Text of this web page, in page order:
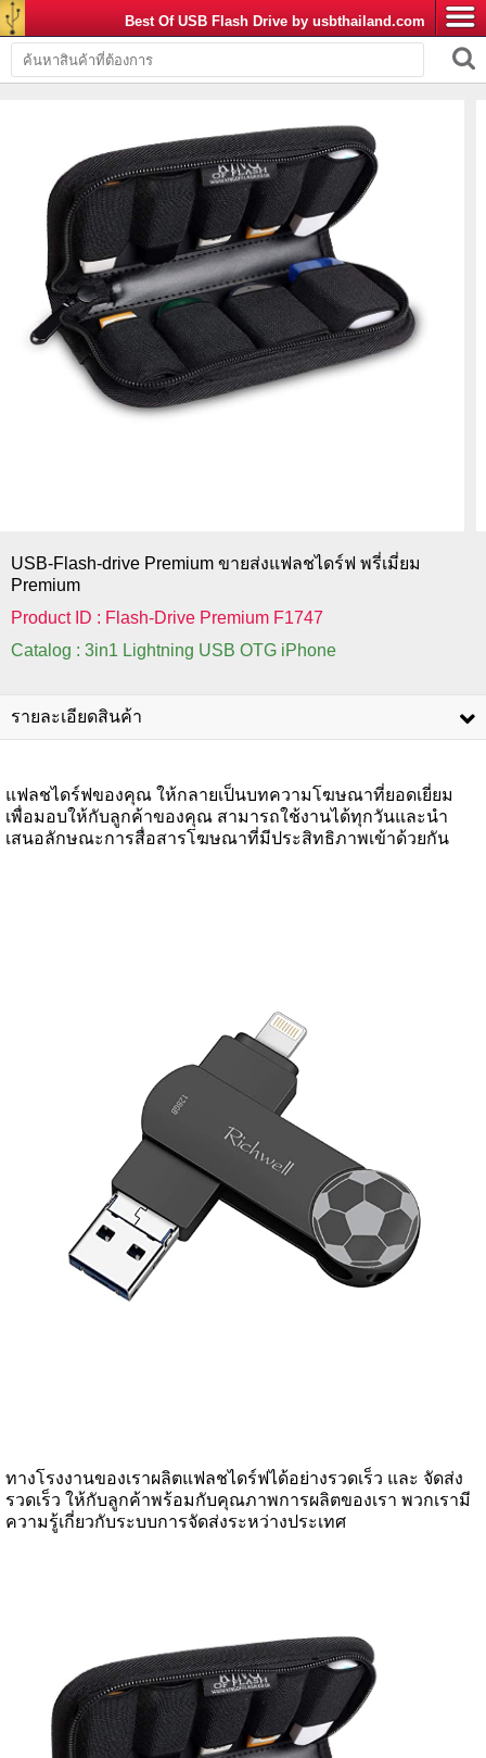
Best Of USB Flash Drive by usbthailand.com
USB-Flash-drive Premium ขายส่งแฟลชไดร์ฟ พรี่เมี่ยม
Premium
Product ID : Flash-Drive Premium F1747
Catalog : 3in1 Lightning USB OTG iPhone
รายละเอียดสินค้า
แฟลชไดร์ฟของคุณ ให้กลายเป็นบทความโฆษณาที่ยอดเยี่ยม
เพื่อมอบให้กับลูกค้าของคุณ สามารถใช้งานได้ทุกวันและนำ
เสนอลักษณะการสื่อสารโฆษณาที่มีประสิทธิภาพเข้าด้วยกัน
ทางโรงงานของเราผลิตแฟลชไดร์ฟได้อย่างรวดเร็ว และ จัดส่ง
รวดเร็ว ให้กับลูกค้าพร้อมกับคุณภาพการผลิตของเรา พวกเรามี
ความรู้เกี่ยวกับระบบการจัดส่งระหว่างประเทศ